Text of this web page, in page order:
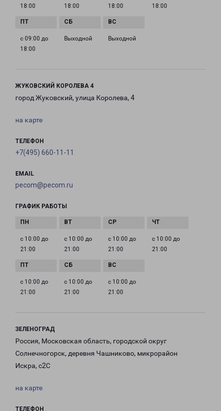
18:00
18:00
18:00
18:00
с 09:00 до
18:00
Выходной Выходной
ЖУКОВСКИЙ КОРОЛЕВА 4
город Жуковский, улица Королева, 4
на карте
ТЕЛЕФОН
+7(495) 660-11-11
EMAIL
pecom@pecom.ru
ГРАФИК РАБОТЫ
с 10:00 до
21:00
с 10:00 до
21:00
с 10:00 до
21:00
с 10:00 до
21:00
с 10:00 до
21:00
с 10:00 до
21:00
с 10:00 до
21:00
ЗЕЛЕНОГРАД
Россия, Московская область, городской округ
Солнечногорск, деревня Чашниково, микрорайон
Искра, с2С
на карте
ТЕЛЕФОН